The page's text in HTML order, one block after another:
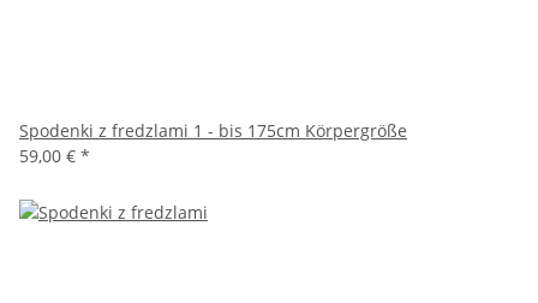
Spodenki z fredzlami 1 - bis 175cm Körpergröße
59,00 € *